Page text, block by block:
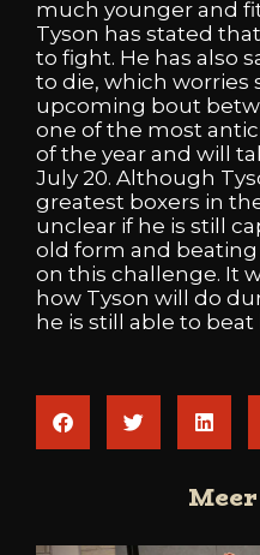
much younger and
Tyson has stated that
to fight. He has also
to die, which worries
upcoming bout
one ofthe most
ofthe year and will
July 20. Although
greatest boxers in
unclear if he is still
old form and beating
on this challenge. It
how Tyson will do
he is still able to beat